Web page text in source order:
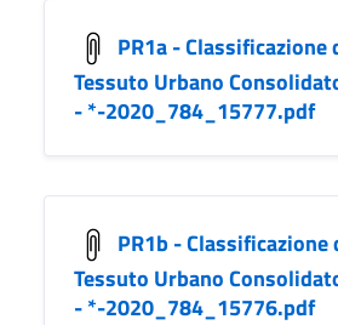
PR1a - Classificazione
Tessuto Urbano
- *-2020_784_15777.pdf
PR1b - Classificazione
Tessuto Urbano
- *-2020_784_15776.pdf